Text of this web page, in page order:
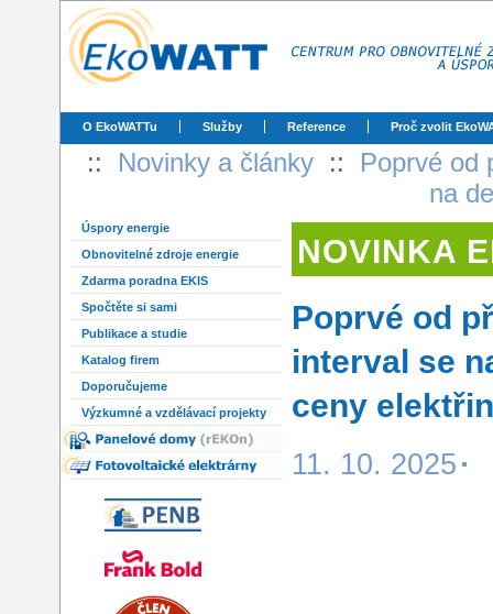
O EkoWATTu Služby Reference Proč zvolit
:: Novinky a články :: Poprvé od
na
Úspory energie
Obnovitelné zdroje energie
Zdarma poradna EKIS
Spočtěte si sami
Publikace a studie
Katalog firem
Doporučujeme
Výzkumné a vzdělávací projekty
NOVINKA
Poprvé od
interval se
ceny
11. 10. 2025